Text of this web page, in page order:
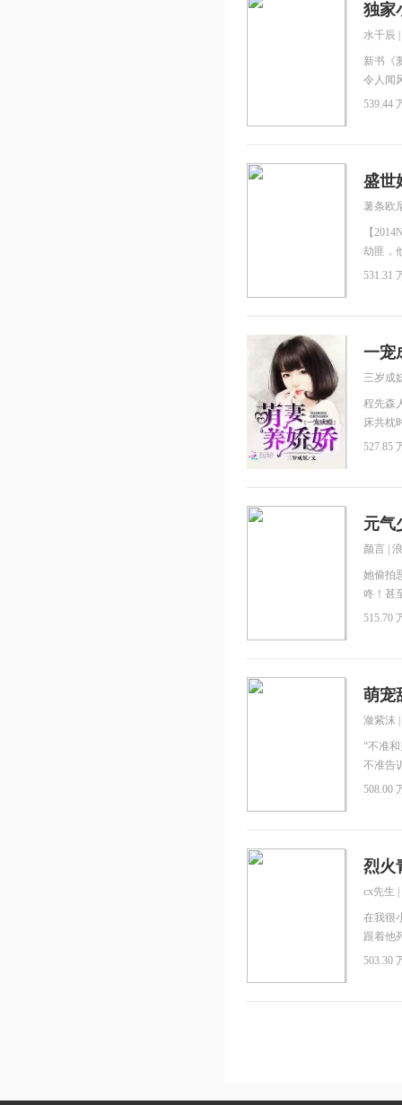
独家
水千辰
新书《
令人闻
少爷一
人满脸
笑，“
却为了
将她
539.44
盛世
薯条欧
【
劫匪，
懂伪善
531.31
一宠
三岁成
程先森
床共枕
见了，
浴必须
本书
要包养
老的可
527.85
元气
颜言
她偷拍
咚！甚
亲一下
515.70
萌宠
潋紫沫
“不准
不准告
我身边
508.00
烈火
cx先生
在我很
跟着他
苦伶仃
503.30